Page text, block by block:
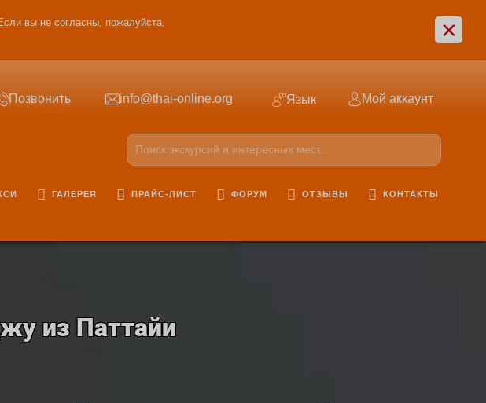
вы не согласны, пожалуйста,
×
Позвонить info@thai-online.org Язык Мой аккаунт
ГАЛЕРЕЯ ПРАЙС-ЛИСТ ФОРУМ ОТЗЫВЫ КОНТАКТЫ
из Паттайи